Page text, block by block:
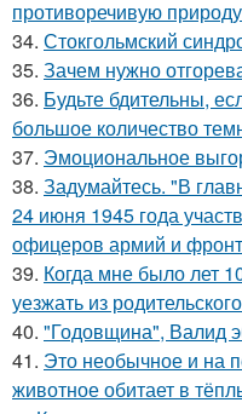
противоречивую
34. Стокгольмский
35. Зачем нужно
36. Будьте бдительны,
большое количество
37. Эмоциональное
38. Задумайтесь. "В
24 июня 1945 года
офицеров армий и
39. Когда мне было лет
уезжать из
40. "Годовщина", Валид
41. Это необычное и на
животное обитает в